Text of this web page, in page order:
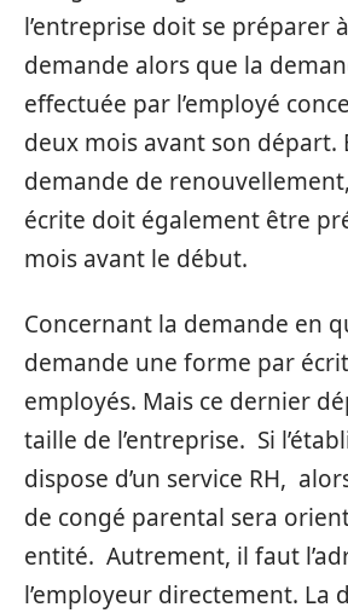
l’entreprise doit se préparer
demande alors que la
effectuée par l’employé
deux mois avant son départ.
demande de
écrite doit également être
mois avant le début.
Concernant la demande en
demande une forme par
employés. Mais ce dernier
taille de l’entreprise. Si
dispose d’un service RH,
de congé parental sera
entité. Autrement, il faut
l’employeur directement. La